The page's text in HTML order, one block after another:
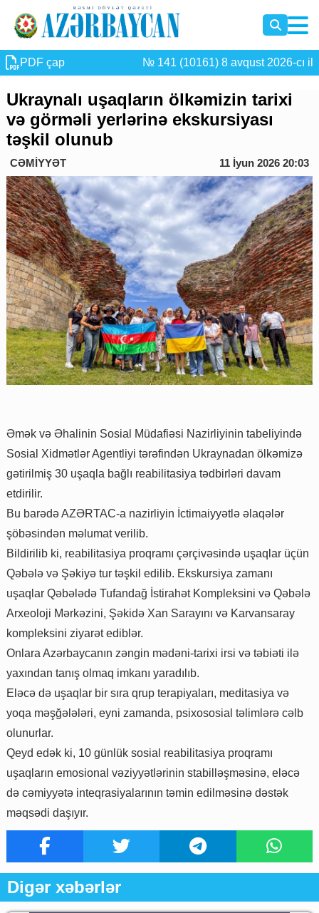
PDF çap № 141 (10161) 8 avqust 2026-cı il
Ukraynalı uşaqların ölkəmizin tarixi
və görməli yerlərinə ekskursiyası
təşkil olunub
CƏMİYYƏT 11 İyun 2026 20:03
Əmək və Əhalinin Sosial Müdafiəsi Nazirliyinin tabeliyində
Sosial Xidmətlər Agentliyi tərəfindən Ukraynadan ölkəmizə
gətirilmiş 30 uşaqla bağlı reabilitasiya tədbirləri davam
etdirilir.
Bu barədə AZƏRTAC-a nazirliyin İctimaiyyətlə əlaqələr
şöbəsindən məlumat verilib.
Bildirilib ki, reabilitasiya proqramı çərçivəsində uşaqlar üçün
Qəbələ və Şəkiyə tur təşkil edilib. Ekskursiya zamanı
uşaqlar Qəbələdə Tufandağ İstirahət Kompleksini və Qəbələ
Arxeoloji Mərkəzini, Şəkidə Xan Sarayını və Karvansaray
kompleksini ziyarət ediblər.
Onlara Azərbaycanın zəngin mədəni-tarixi irsi və təbiəti ilə
yaxından tanış olmaq imkanı yaradılıb.
Eləcə də uşaqlar bir sıra qrup terapiyaları, meditasiya və
yoqa məşğələləri, eyni zamanda, psixososial təlimlərə cəlb
olunurlar.
Qeyd edək ki, 10 günlük sosial reabilitasiya proqramı
uşaqların emosional vəziyyətlərinin stabilləşməsinə, eləcə
də cəmiyyətə inteqrasiyalarının təmin edilməsinə dəstək
məqsədi daşıyır.
Digər xəbərlər